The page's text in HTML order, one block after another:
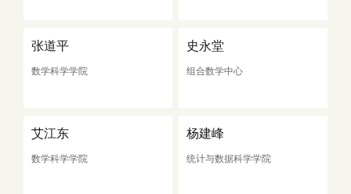
张道平
数学科学学院
史永堂
组合数学中心
艾江东
数学科学学院
杨建峰
统计与数据科学学院